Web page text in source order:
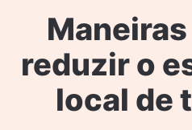
reduzir o
local de